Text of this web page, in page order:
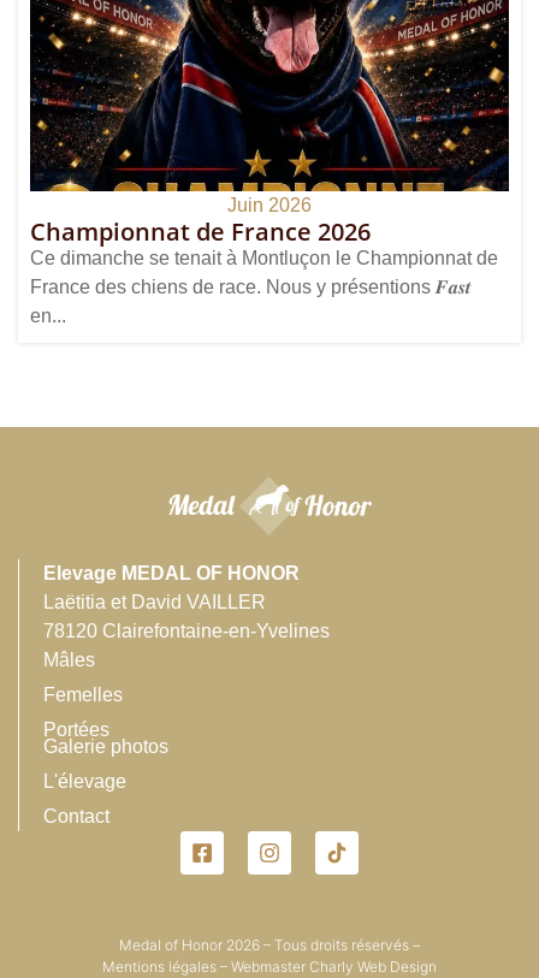
Juin 2026
Championnat de France 2026
Ce dimanche se tenait à Montluçon le Championnat de
France des chiens de race. Nous y présentions 𝑭𝒂𝒔𝒕
en...
Elevage MEDAL OF HONOR
Laëtitia et David VAILLER
78120 Clairefontaine-en-Yvelines
Mâles
Femelles
Portées
Galerie photos
L'élevage
Contact
Medal of Honor 2026 – Tous droits réservés –
Mentions légales – Webmaster Charly Web Design